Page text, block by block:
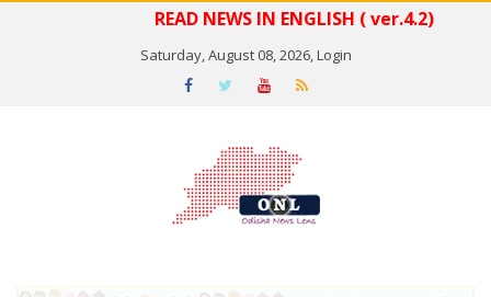
READ NEWS IN ENGLISH ( ver.4.2)
Saturday, August 08, 2026,Login